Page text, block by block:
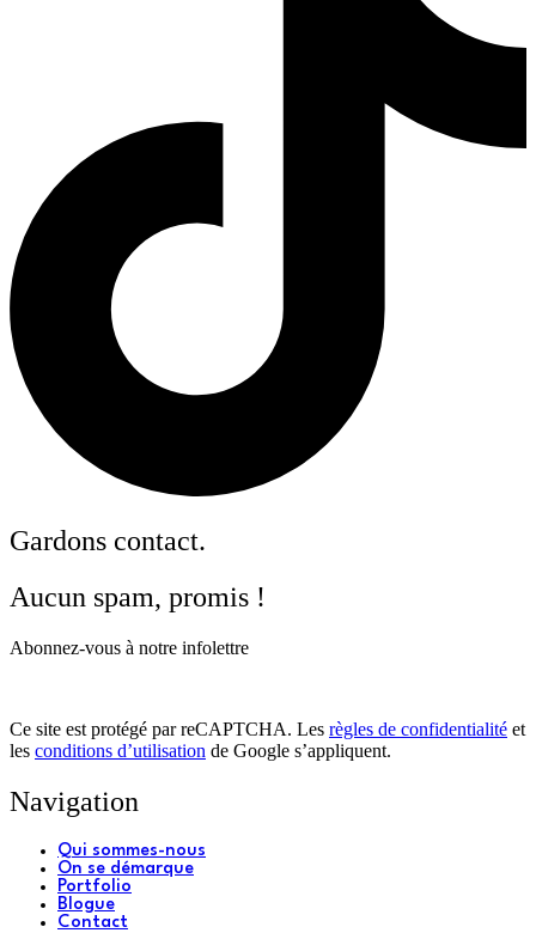
Gardons contact.
Aucun spam, promis !
Abonnez-vous à notre infolettre
Ce site est protégé par reCAPTCHA. Les règles de confidentialité et
les conditions d’utilisation de Google s’appliquent.
Navigation
Qui sommes-nous
On se démarque
Portfolio
Blogue
Contact